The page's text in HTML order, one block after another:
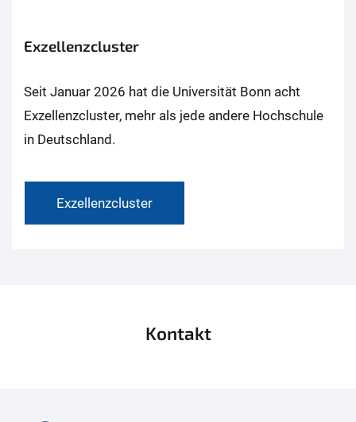
Exzellenzcluster
Seit Januar 2026 hat die Universität Bonn acht
Exzellenzcluster, mehr als jede andere Hochschule
in Deutschland.
Exzellenzcluster
Kontakt